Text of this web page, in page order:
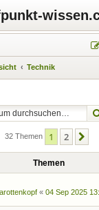
Technik
32 Themen 1 2
Themen
« 04 Sep 2025